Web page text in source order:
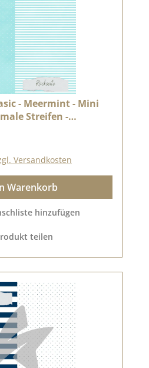
- Meermint - Mini
Streifen -
Versandkosten
Warenkorb
hinzufügen
teilen